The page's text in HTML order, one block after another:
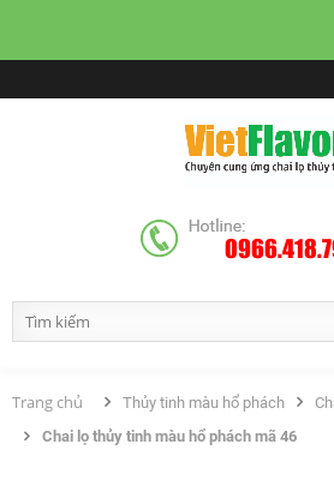
Trang chủ Thủy tinh màu hổ phách
Chai lọ thủy tinh màu hổ phách mã 46